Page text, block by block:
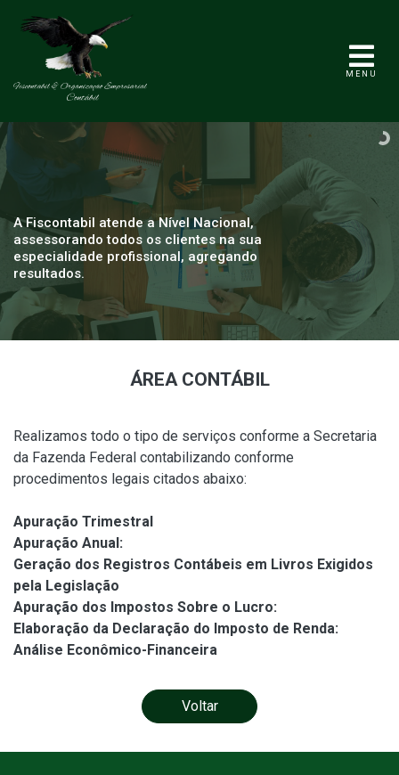
MENU
A Fiscontabil atende a Nível Nacional,
assessorando todos os clientes na sua
especialidade profissional, agregando
resultados.
ÁREA CONTÁBIL
Realizamos todo o tipo de serviços conforme a Secretaria
da Fazenda Federal contabilizando conforme
procedimentos legais citados abaixo:
Apuração Trimestral
Apuração Anual:
Geração dos Registros Contábeis em Livros Exigidos
pela Legislação
Apuração dos Impostos Sobre o Lucro:
Elaboração da Declaração do Imposto de Renda:
Análise Econômico-Financeira
Voltar